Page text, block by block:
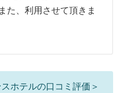
た、利用させて頂きま
ホテルの口コミ評価＞